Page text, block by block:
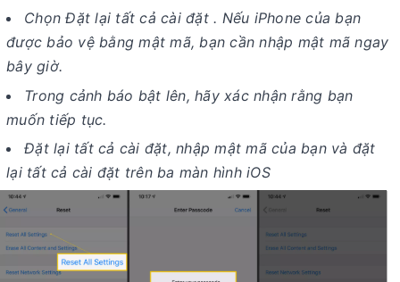
Chọn Đặt lại tất cả cài đặt . Nếu iPhone của bạn
được bảo vệ bằng mật mã, bạn cần nhập mật mã ngay
bây giờ.
Trong cảnh báo bật lên, hãy xác nhận rằng bạn
muốn tiếp tục.
Đặt lại tất cả cài đặt, nhập mật mã của bạn và đặt
lại tất cả cài đặt trên ba màn hình iOS